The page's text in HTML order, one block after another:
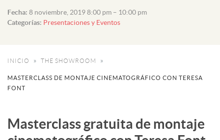
Fecha: 8 noviembre, 2019 8:00 pm – 10:00 pm
Categorías: Presentaciones y Eventos
INICIO THE SHOWROOM
MASTERCLASS DE MONTAJE CINEMATOGRÁFICO CON TERESA
FONT
Masterclass gratuita de montaje